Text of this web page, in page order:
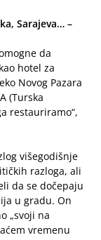
Sarajeva… –
da
hotel za
Novog Pazara
(Turska
restauriramo“,
višegodišnje
razloga, ali
da se dočepaju
u gradu. On
„svoji na
vremenu